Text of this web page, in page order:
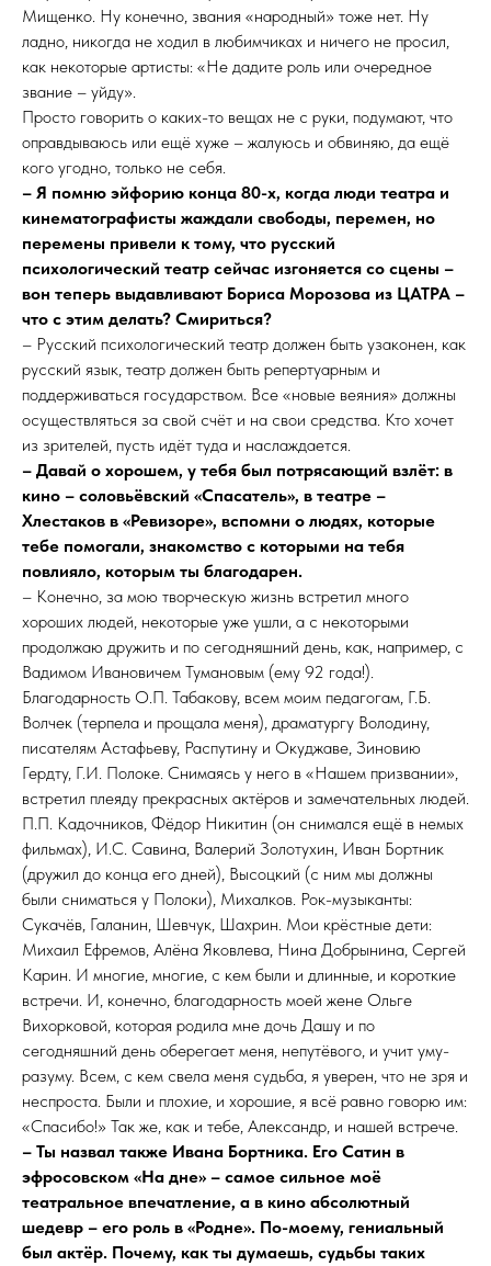
Мищенко. Ну конечно, звания «народный» тоже нет. Ну
ладно, никогда не ходил в любимчиках и ничего не просил,
как некоторые артисты: «Не дадите роль или очередное
звание – уйду».
Просто говорить о каких-то вещах не с руки, подумают, что
оправдываюсь или ещё хуже – жалуюсь и обвиняю, да ещё
кого угодно, только не себя.
– Я помню эйфорию конца 80-х, когда люди театра и
кинематографисты жаждали свободы, перемен, но
перемены привели к тому, что русский
психологический театр сейчас изгоняется со сцены –
вон теперь выдавливают Бориса Морозова из ЦАТРА –
что с этим делать? Смириться?
– Русский психологический театр должен быть узаконен, как
русский язык, театр должен быть репертуарным и
поддерживаться государством. Все «новые веяния» должны
осуществляться за свой счёт и на свои средства. Кто хочет
из зрителей, пусть идёт туда и наслаждается.
– Давай о хорошем, у тебя был потрясающий взлёт: в
кино – соловьёвский «Спасатель», в театре –
Хлестаков в «Ревизоре», вспомни о людях, которые
тебе помогали, знакомство с которыми на тебя
повлияло, которым ты благодарен.
– Конечно, за мою творческую жизнь встретил много
хороших людей, некоторые уже ушли, а с некоторыми
продолжаю дружить и по сегодняшний день, как, например, с
Вадимом Ивановичем Тумановым (ему 92 года!).
Благодарность О.П. Табакову, всем моим педагогам, Г.Б.
Волчек (терпела и прощала меня), драматургу Володину,
писателям Астафьеву, Распутину и Окуджаве, Зиновию
Гердту, Г.И. Полоке. Снимаясь у него в «Нашем призвании»,
встретил плеяду прекрасных актёров и замечательных людей.
П.П. Кадочников, Фёдор Никитин (он снимался ещё в немых
фильмах), И.С. Савина, Валерий Золотухин, Иван Бортник
(дружил до конца его дней), Высоцкий (с ним мы должны
были сниматься у Полоки), Михалков. Рок-музыканты:
Сукачёв, Галанин, Шевчук, Шахрин. Мои крёстные дети:
Михаил Ефремов, Алёна Яковлева, Нина Добрынина, Сергей
Карин. И многие, многие, с кем были и длинные, и короткие
встречи. И, конечно, благодарность моей жене Ольге
Вихорковой, которая родила мне дочь Дашу и по
сегодняшний день оберегает меня, непутёвого, и учит уму-
разуму. Всем, с кем свела меня судьба, я уверен, что не зря и
неспроста. Были и плохие, и хорошие, я всё равно говорю им:
«Спасибо!» Так же, как и тебе, Александр, и нашей встрече.
– Ты назвал также Ивана Бортника. Его Сатин в
эфросовском «На дне» – самое сильное моё
театральное впечатление, а в кино абсолютный
шедевр – его роль в «Родне». По-моему, гениальный
был актёр. Почему, как ты думаешь, судьбы таких